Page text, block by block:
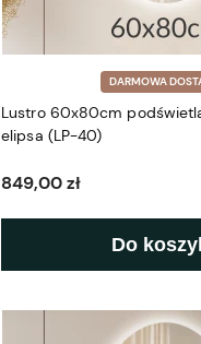
DARMOWA
Lustro 60x80cm
elipsa (LP-40)
849,00 zł
Do